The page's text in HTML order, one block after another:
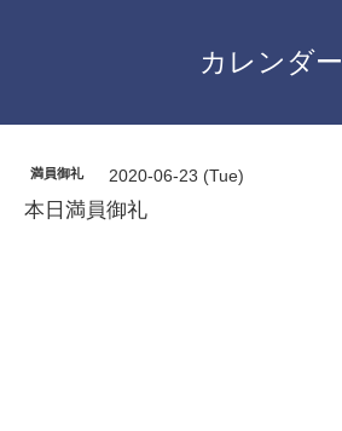
カレンダー
満員御礼 2020-06-23 (Tue)
本日満員御礼